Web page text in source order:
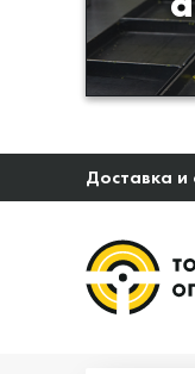
Доставка и